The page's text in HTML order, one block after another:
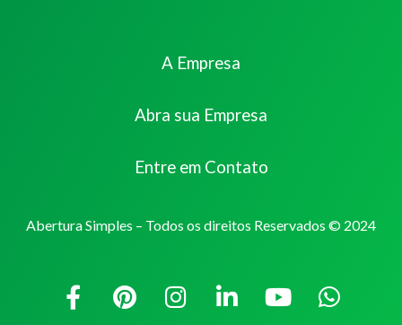
A Empresa
Abra sua Empresa
Entre em Contato
Abertura Simples – Todos os direitos Reservados © 2024